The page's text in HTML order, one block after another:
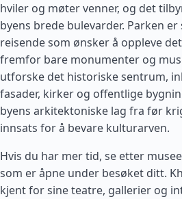
hviler og møter venner, og det
byens brede bulevarder. Parken
reisende som ønsker å oppleve
fremfor bare monumenter og
utforske det historiske sentrum,
fasader, kirker og offentlige
byens arkitektoniske lag fra før
innsats for å bevare kulturarven.
Hvis du har mer tid, se etter
som er åpne under besøket ditt.
kjent for sine teatre, gallerier og